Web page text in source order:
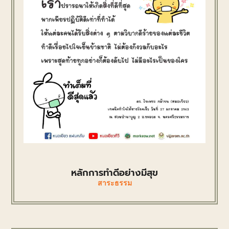
หลักการทำดีอย่างมีสุข
สาระธรรม